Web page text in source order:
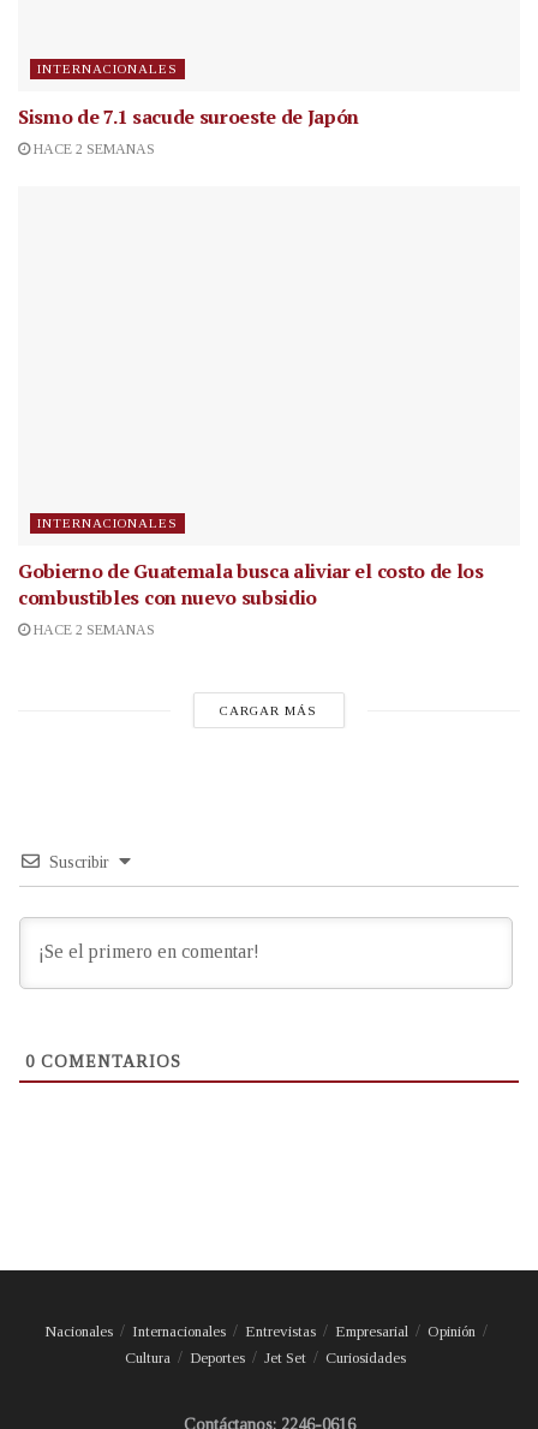
INTERNACIONALES
Sismo de 7.1 sacude suroeste de Japón
HACE 2 SEMANAS
INTERNACIONALES
Gobierno de Guatemala busca aliviar el costo de los
combustibles con nuevo subsidio
HACE 2 SEMANAS
CARGAR MÁS
Suscribir
0 COMENTARIOS
Nacionales Internacionales Entrevistas Empresarial
Opinión
Cultura
Deportes Jet Set Curiosidades
Contáctanos: 2246-0616